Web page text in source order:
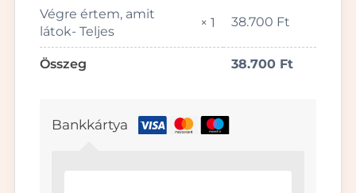
Végre értem, amit
látok- Teljes
× 1 38.700 Ft
Összeg 38.700 Ft
Bankkártya